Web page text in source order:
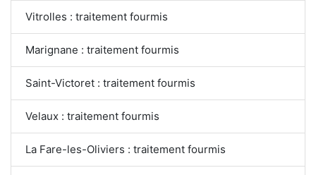
Vitrolles : traitement fourmis
Marignane : traitement fourmis
Saint-Victoret : traitement fourmis
Velaux : traitement fourmis
La Fare-les-Oliviers : traitement fourmis